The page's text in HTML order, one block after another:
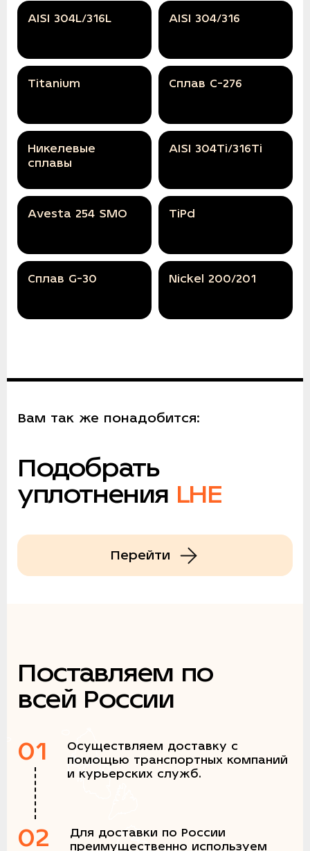
AISI 304L/316L AISI 304/316
Titanium Сплав C-276
Никелевые
сплавы
AISI 304Ti/316Ti
Avesta 254 SMO TiPd
Сплав G-30 Nickel 200/201
Вам так же понадобится:
Подобрать
уплотнения LHE
Перейти
Поставляем по
всей России
01
Осуществляем доставку с
помощью транспортных компаний
и курьерских служб.
02
Для доставки по России
преимущественно используем